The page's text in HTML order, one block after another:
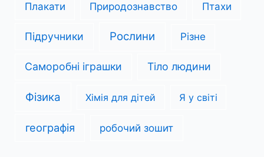
Плакати Природознавство Птахи
Підручники Рослини Різне
Саморобні іграшки Тіло людини
Фізика Хімія для дітей Я у світі
географія робочий зошит